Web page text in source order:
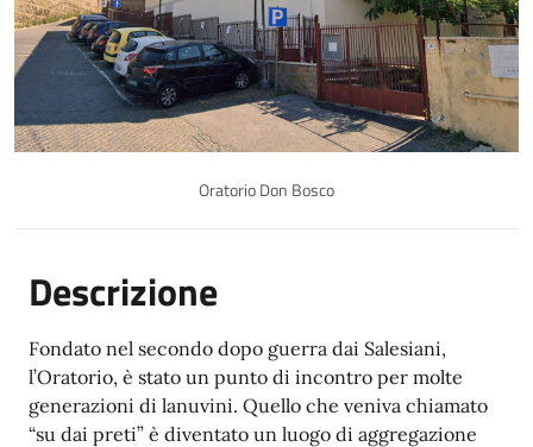
Oratorio Don Bosco
Descrizione
Fondato nel secondo dopo guerra dai Salesiani,
l’Oratorio, è stato un punto di incontro per molte
generazioni di lanuvini. Quello che veniva chiamato
“su dai preti” è diventato un luogo di aggregazione